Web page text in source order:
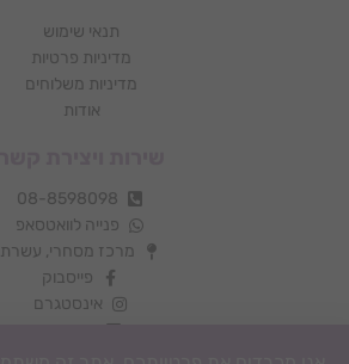
תנאי שימוש
מדיניות פרטיות
מדיניות משלוחים
אודות
08-8598098
פנייה לוואטסאפ
מרכז מסחרי, עשרת
פייסבוק
אינסטגרם